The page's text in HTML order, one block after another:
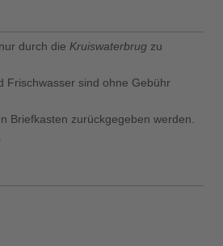
durch die Kruiswaterbrug zu
Frischwasser sind ohne Gebühr
Briefkasten zurückgegeben werden.